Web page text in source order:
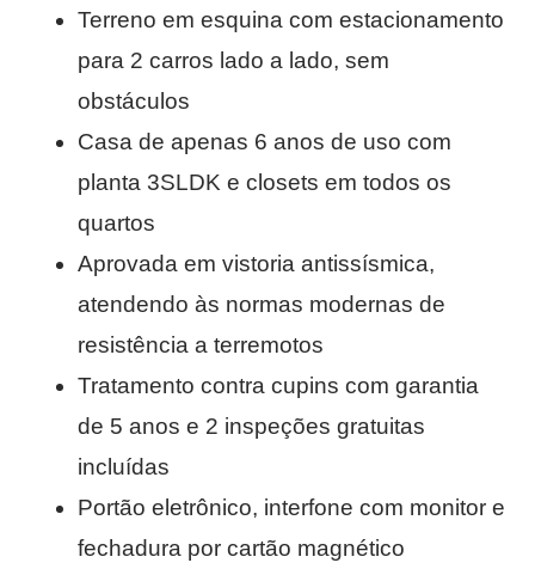
Terreno em esquina com estacionamento
para 2 carros lado a lado, sem
obstáculos
Casa de apenas 6 anos de uso com
planta 3SLDK e closets em todos os
quartos
Aprovada em vistoria antissísmica,
atendendo às normas modernas de
resistência a terremotos
Tratamento contra cupins com garantia
de 5 anos e 2 inspeções gratuitas
incluídas
Portão eletrônico, interfone com monitor e
fechadura por cartão magnético